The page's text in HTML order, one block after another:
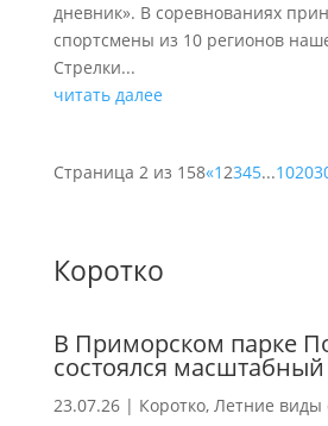
дневник». В соревнованиях
спортсмены из 10 регионов
Стрелки...
читать далее
Страница 2 из 158«12345...1020
Коротко
В Приморском парке
состоялся масштабный
23.07.26| Коротко, Летние виды